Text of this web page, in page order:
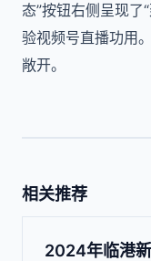
态”按钮右侧呈现了
验视频号直播功用
敞开。
相关推荐
2024年临港